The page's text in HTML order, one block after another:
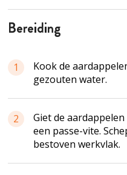
bereiding
1
Kook de
gezouten water.
2
Giet de
een passe-vite.
bestoven werkvlak.